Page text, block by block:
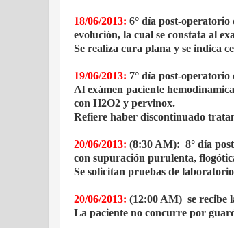
18/06/2013: 6° día post-
evolución, la cual se constata al
Se realiza cura plana y se indica
19/06/2013: 7° día post-
Al exámen paciente
con H2O2 y pervinox.
Refiere haber discontinuado
20/06/2013: (8:30 AM): 8° día
con supuración purulenta,
Se solicitan pruebas de
20/06/2013: (12:00 AM) se recibe
La paciente no concurre por